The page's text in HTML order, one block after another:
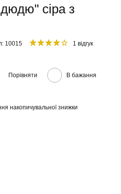
сіра з
10015 1 відгук
Порівняти В бажання
накопичувальної знижки